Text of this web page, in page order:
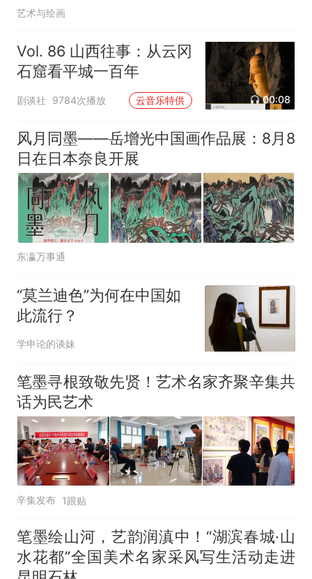
艺术与绘画
Vol. 86 山西往事：从云冈
石窟看平城一百年
剧谈社 9784次播放 云音乐特供 00:08
风月同墨——岳增光中国画作品展：8月8
日在日本奈良开展
东瀛万事通
“莫兰迪色”为何在中国如
此流行？
学申论的谈妹
笔墨寻根致敬先贤！艺术名家齐聚辛集共
话为民艺术
辛集发布 1跟贴
笔墨绘山河，艺韵润滇中！“湖滨春城·山
水花都”全国美术名家采风写生活动走进